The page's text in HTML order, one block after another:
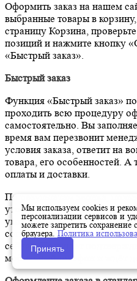
Оформить заказ на нашем
выбранные товары в
страницу Корзина,
позиций и нажмите кнопку
«Быстрый заказ».
Быстрый заказ
Функция «Быстрый заказ»
проходить всю процедуру
самостоятельно. Вы
время вам перезвонит
условия заказа, ответит на
товара, его особенностей. А
оплаты и доставки.
По результатам звонка,
уточнения, самостоятельно
укомплектовав его
соглашается на оформление
сейчас. Получает
мобильный телефон и ждёт
Мы используем cookies и
персонализации сервисов и
можете запретить сохранение
браузера. Политика
Принять